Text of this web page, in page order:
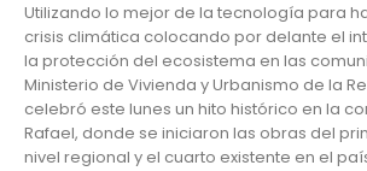
Utilizando lo mejor de la tecnología para
crisis climática colocando por delante el
la protección del ecosistema en las
Ministerio de Vivienda y Urbanismo de la
celebró este lunes un hito histórico en la
Rafael, donde se iniciaron las obras del
nivel regional y el cuarto existente en el